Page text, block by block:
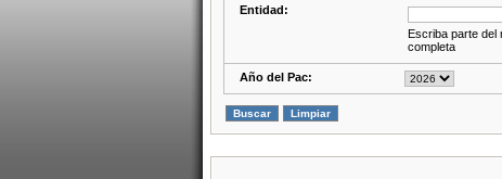
Entidad:
Escriba parte del
completa
Año del Pac: